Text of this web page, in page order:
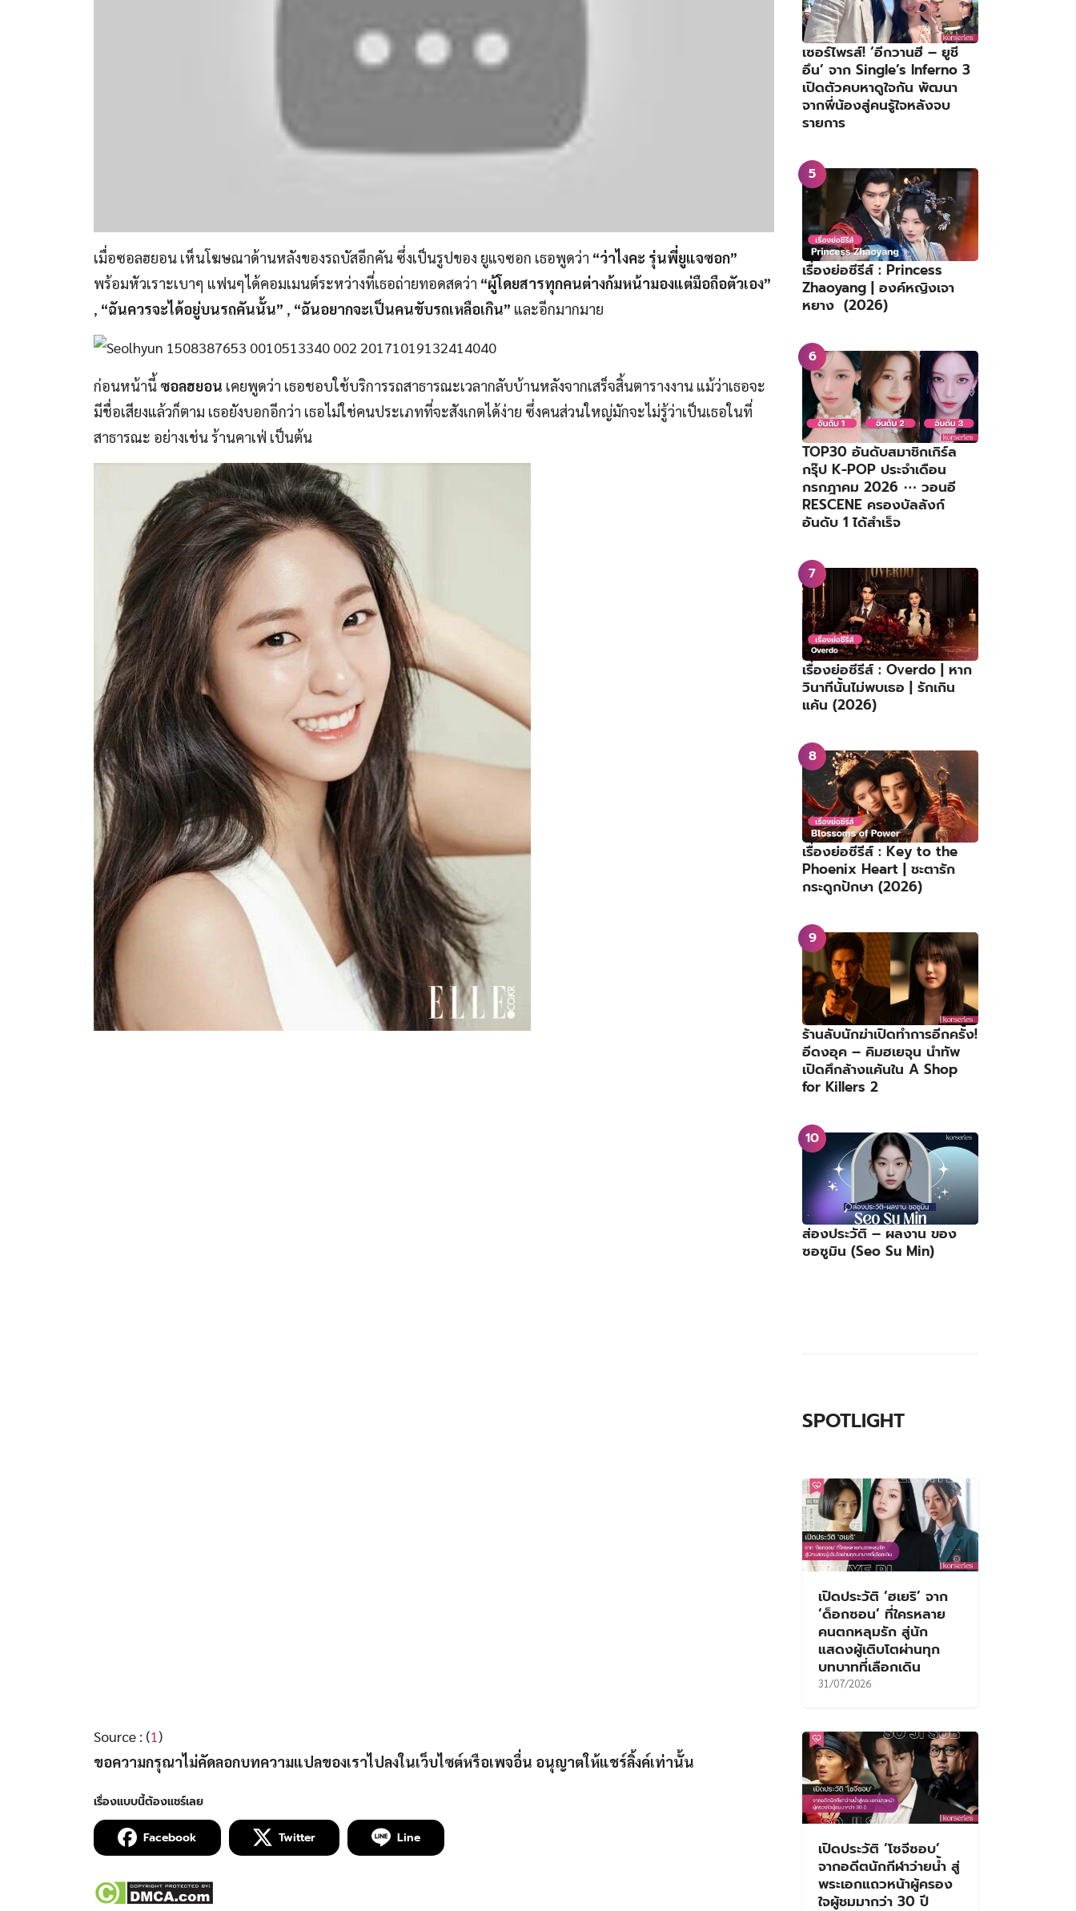
เมื่อซอลฮยอน เห็นโฆษณาด้านหลังของรถบัสอีกคัน ซึ่งเป็นรูปของ ยูแจซอก เธอพูดว่า “ว่าไงคะ รุ่นพี่ยูแจซอก”
พร้อมหัวเราะเบาๆ แฟนๆได้คอมเมนต์ระหว่างที่เธอถ่ายทอดสดว่า “ผู้โดยสารทุกคนต่างก้มหน้ามองแต่มือถือตัวเอง”
, “ฉันควรจะได้อยู่บนรถคันนั้น” , “ฉันอยากจะเป็นคนขับรถเหลือเกิน” และอีกมากมาย
ก่อนหน้านี้ซอลฮยอน เคยพูดว่า เธอชอบใช้บริการรถสาธารณะเวลากลับบ้านหลังจากเสร็จสิ้นตารางงาน แม้ว่าเธอจะ
มีชื่อเสียงแล้วก็ตาม เธอยังบอกอีกว่า เธอไม่ใช่คนประเภทที่จะสังเกตได้ง่าย ซึ่งคนส่วนใหญ่มักจะไม่รู้ว่าเป็นเธอในที่
สาธารณะ อย่างเช่น ร้านคาเฟ่ เป็นต้น
Source : (1)
ขอความกรุณาไม่คัดลอกบทความแปลของเราไปลงในเว็บไซต์หรือเพจอื่น อนุญาตให้แชร์ลิ้งค์เท่านั้น
Facebook Twitter Line
เซอร์ไพรส์! ‘อีกวานฮี – ยูชี
อึน’ จาก Single’s Inferno 3
เปิดตัวคบหาดูใจกัน พัฒนา
จากพี่น้องสู่คนรู้ใจหลังจบ
รายการ
เรื่องย่อซีรีส์ : Princess
Zhaoyang | องค์หญิงเจา
หยาง (2026)
TOP30 อันดับสมาชิกเกิร์ล
กรุ๊ป K-POP ประจำเดือน
กรกฎาคม 2026 ⋯ วอนอี
RESCENE ครองบัลลังก์
อันดับ 1 ได้สำเร็จ
เรื่องย่อซีรีส์ : Overdo | หาก
วินาทีนั้นไม่พบเธอ | รักเกิน
แค้น (2026)
เรื่องย่อซีรีส์ : Key to the
Phoenix Heart | ชะตารัก
กระดูกปักษา (2026)
ร้านลับนักฆ่าเปิดทำการอีกครั้ง!
อีดงอุค – คิมฮเยจุน นำทัพ
เปิดศึกล้างแค้นใน A Shop
for Killers 2
ส่องประวัติ – ผลงาน ของ
ซอซูมิน (Seo Su Min)
SPOTLIGHT
เปิดประวัติ ‘ฮเยริ’ จาก
‘ด็อกซอน’ ที่ใครหลาย
คนตกหลุมรัก สู่นัก
แสดงผู้เติบโตผ่านทุก
บทบาทที่เลือกเดิน
31/07/2026
เปิดประวัติ ‘โซจีซอบ’
จากอดีตนักกีฬาว่ายน้ำ สู่
พระเอกแถวหน้าผู้ครอง
ใจผู้ชมมากว่า 30 ปี